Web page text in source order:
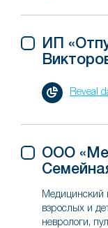
ИП
Reveal
ООО
Медицинский
взрослых и
неврологи,